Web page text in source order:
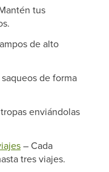
tus
de alto
de forma
enviándolas
– Cada
tres viajes.